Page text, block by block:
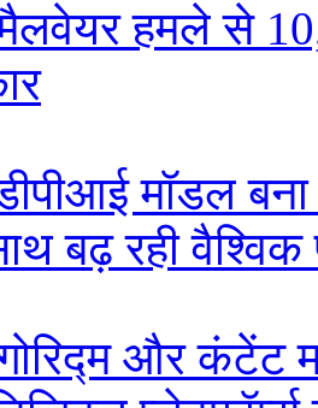
हमले से
मॉडल
बढ़ रही वैश्विक
और कंटेंट